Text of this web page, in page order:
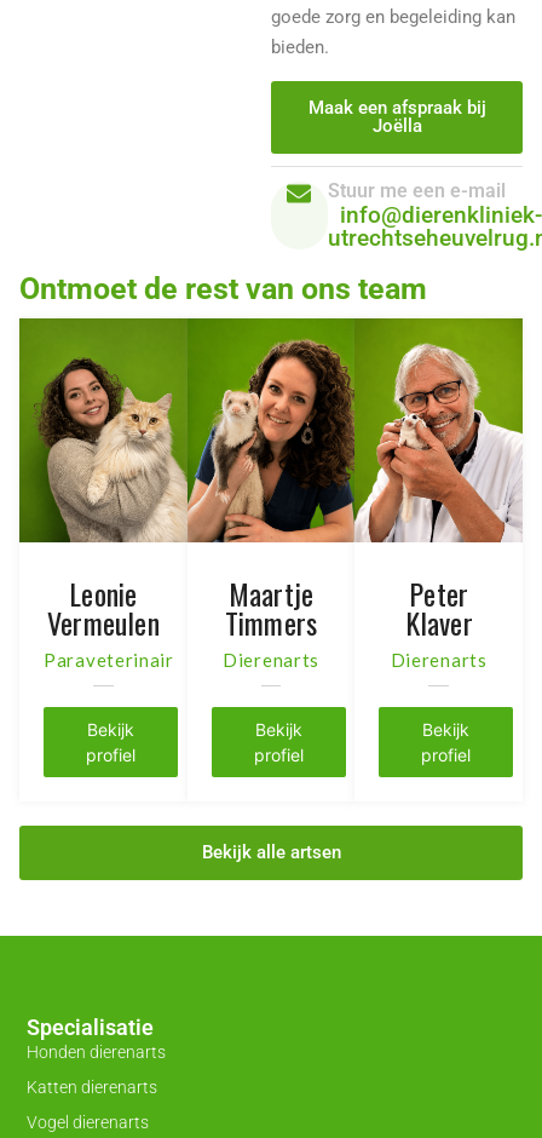
goede zorg en begeleiding kan
bieden.
Maak een afspraak bij
Joëlla
Stuur me een e-mail
info@dierenkliniek-
Ontmoet de rest van ons team
Leonie
Vermeulen
Paraveterinair
Bekijk
profiel
Maartje
Timmers
Dierenarts
Bekijk
profiel
Peter
Klaver
Dierenarts
Bekijk
profiel
Bekijk alle artsen
Specialisatie
Honden dierenarts
Katten dierenarts
Vogel dierenarts